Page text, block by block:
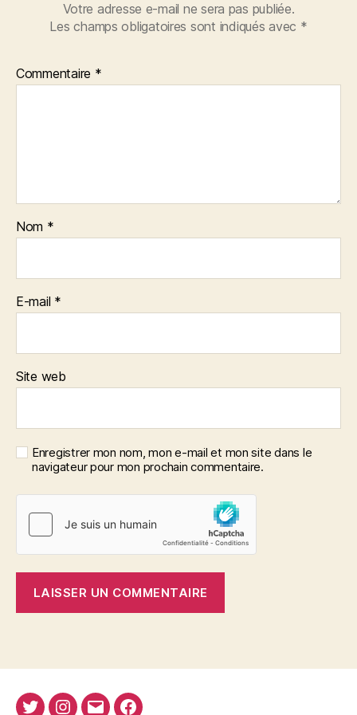
Votre adresse e-mail ne sera pas publiée.
Les champs obligatoires sont indiqués avec *
Commentaire *
Nom *
E-mail *
Site web
Enregistrer mon nom, mon e-mail et mon site dans le
navigateur pour mon prochain commentaire.